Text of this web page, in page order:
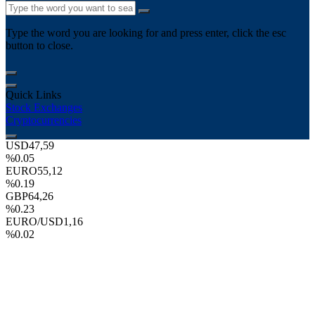
Type the word you are looking for and press enter, click the esc
button to close.
Quick Links
Stock Exchanges
Cryptocurrencies
USD47,59
%0.05
EURO55,12
%0.19
GBP64,26
%0.23
EURO/USD1,16
%0.02